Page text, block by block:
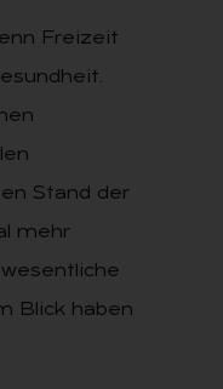
Freizeit
Stand der
mehr
Blick haben